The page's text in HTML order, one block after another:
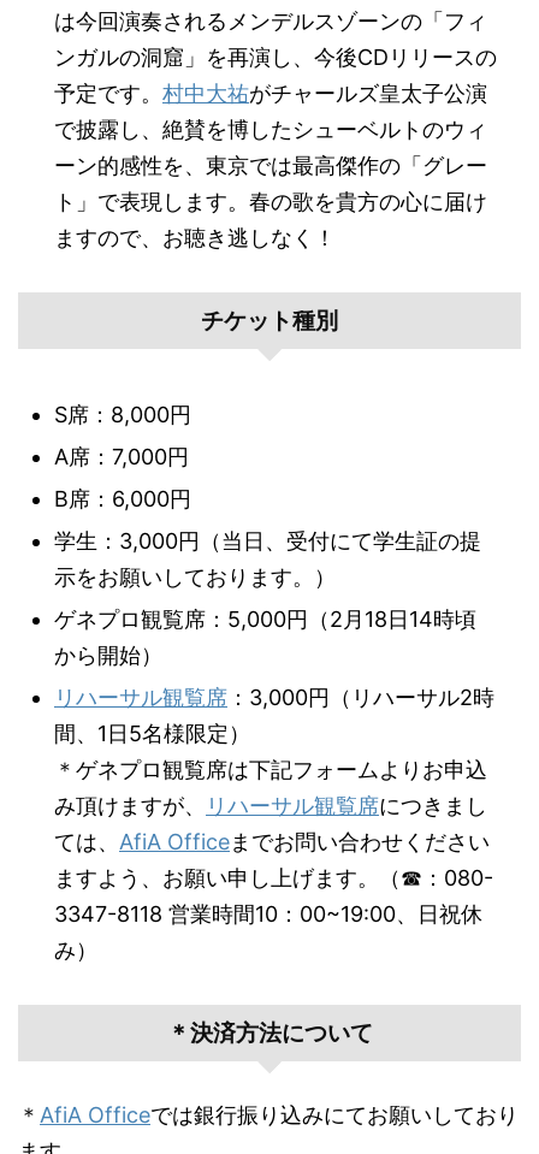
は今回演奏されるメンデルスゾーンの「フィ
ンガルの洞窟」を再演し、今後CDリリースの
予定です。 村中大祐がチャールズ皇太子公演
で披露し、絶賛を博したシューベルトのウィ
ーン的感性を、東京では最高傑作の「グレー
ト」で表現します。春の歌を貴方の心に届け
ますので、お聴き逃しなく！
チケット種別
S席：8,000円
A席：7,000円
B席：6,000円
学生：3,000円（当日、受付にて学生証の提
示をお願いしております。）
ゲネプロ観覧席：5,000円（2月18日14時頃
から開始）
リハーサル観覧席 ：3,000円（リハーサル2時
間、1日5名様限定）
＊ゲネプロ観覧席は下記フォームよりお申込
み頂けますが、
リハーサル観覧席につきまし
ては、 AfiA Officeまでお問い合わせください
ますよう、お願い申し上げます。（☎：080-
3347-8118 営業時間10：00~19:00、日祝休
み）
＊決済方法について
＊ AfiA Officeでは銀行振り込みにてお願いしており